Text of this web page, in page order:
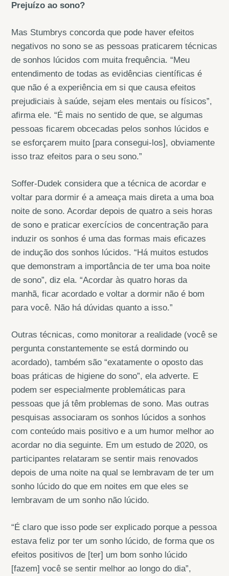
Prejuízo ao sono?
Mas Stumbrys concorda que pode haver efeitos
negativos no sono se as pessoas praticarem técnicas
de sonhos lúcidos com muita frequência. “Meu
entendimento de todas as evidências científicas é
que não é a experiência em si que causa efeitos
prejudiciais à saúde, sejam eles mentais ou físicos”,
afirma ele. “É mais no sentido de que, se algumas
pessoas ficarem obcecadas pelos sonhos lúcidos e
se esforçarem muito [para consegui-los], obviamente
isso traz efeitos para o seu sono.”
Soffer-Dudek considera que a técnica de acordar e
voltar para dormir é a ameaça mais direta a uma boa
noite de sono. Acordar depois de quatro a seis horas
de sono e praticar exercícios de concentração para
induzir os sonhos é uma das formas mais eficazes
de indução dos sonhos lúcidos. “Há muitos estudos
que demonstram a importância de ter uma boa noite
de sono”, diz ela. “Acordar às quatro horas da
manhã, ficar acordado e voltar a dormir não é bom
para você. Não há dúvidas quanto a isso.”
Outras técnicas, como monitorar a realidade (você se
pergunta constantemente se está dormindo ou
acordado), também são “exatamente o oposto das
boas práticas de higiene do sono”, ela adverte. E
podem ser especialmente problemáticas para
pessoas que já têm problemas de sono. Mas outras
pesquisas associaram os sonhos lúcidos a sonhos
com conteúdo mais positivo e a um humor melhor ao
acordar no dia seguinte. Em um estudo de 2020, os
participantes relataram se sentir mais renovados
depois de uma noite na qual se lembravam de ter um
sonho lúcido do que em noites em que eles se
lembravam de um sonho não lúcido.
“É claro que isso pode ser explicado porque a pessoa
estava feliz por ter um sonho lúcido, de forma que os
efeitos positivos de [ter] um bom sonho lúcido
[fazem] você se sentir melhor ao longo do dia”,